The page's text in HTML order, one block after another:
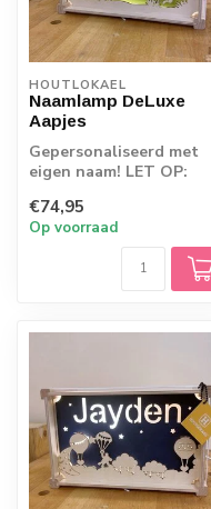
HOUTLOKAEL
Naamlamp DeLuxe
Aapjes
Gepersonaliseerd met
eigen naam! LET OP:
rechtstreeks vanaf d...
€74,95
Op voorraad